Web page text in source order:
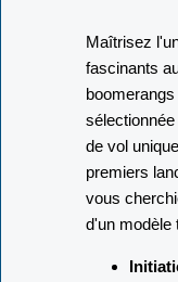
Maîtrisez
fascinants
de vol
premiers
vous
d'un modèle